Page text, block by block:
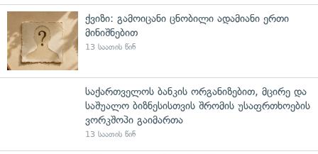
ქვიზი: გამოიცანი ცნობილი ადამიანი ერთი
მინიშნებით
13 საათის წინ
საქართველოს ბანკის ორგანიზებით, მცირე და
საშუალო ბიზნესისთვის შრომის უსაფრთხოების
ვორკშოპი გაიმართა
13 საათის წინ